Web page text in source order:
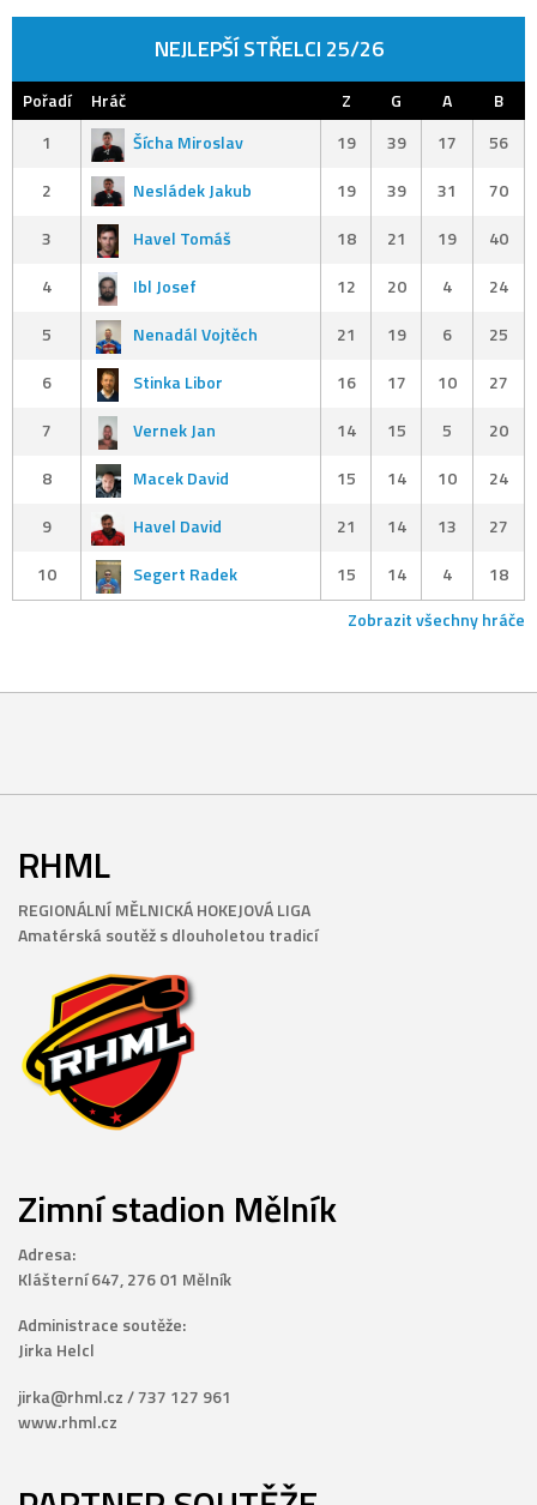
NEJLEPŠÍ STŘELCI 25/26
Pořadí Hráč Z G A
B
1
Šícha Miroslav 19 39 17
56
2
Nesládek Jakub 19 39 31
70
3
Havel Tomáš 18 21 19
40
4
Ibl Josef 12 20 4
24
5
Nenadál Vojtěch 21 19 6
25
6
Stinka Libor 16 17 10
27
7
Vernek Jan 14 15 5
20
8
Macek David 15 14 10
24
9
Havel David 21 14 13
27
10
Segert Radek 15 14 4
18
Zobrazit všechny hráče
RHML
REGIONÁLNÍ MĚLNICKÁ HOKEJOVÁ LIGA
Amatérská soutěž s dlouholetou tradicí
Zimní stadion Mělník
Adresa:
Klášterní 647, 276 01 Mělník
Administrace soutěže:
Jirka Helcl
jirka@rhml.cz / 737 127 961
www.rhml.cz